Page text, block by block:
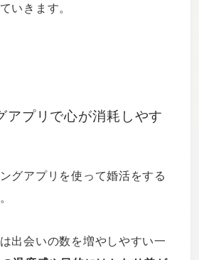
いきます。
アプリで心が消耗しやす
グアプリを使って婚活をする
出会いの数を増やしやすい一